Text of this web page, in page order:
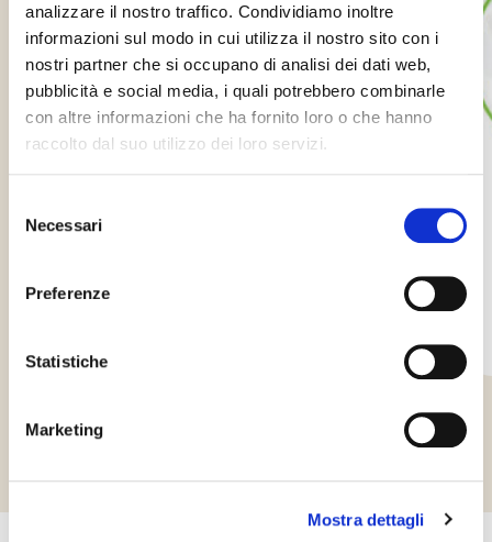
analizzare il nostro traffico. Condividiamo inoltre
informazioni sul modo in cui utilizza il nostro sito con i
nostri partner che si occupano di analisi dei dati web,
pubblicità e social media, i quali potrebbero combinarle
con altre informazioni che ha fornito loro o che hanno
raccolto dal suo utilizzo dei loro servizi.
delNecessari
Preferenze
Statistiche
Marketing
Mostra dettagli
Da 20 anni passione e qualità Ci sembra ieri, ma sono